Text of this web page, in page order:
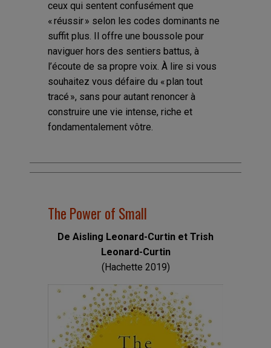
ceux qui sentent confusément que
« réussir » selon les codes dominants ne
suffit plus. Il offre une boussole pour
naviguer hors des sentiers battus, à
l’écoute de sa propre voix. À lire si vous
souhaitez vous défaire du « plan tout
tracé », sans pour autant renoncer à
construire une vie intense, riche et
fondamentalement vôtre.
The Power of Small
De Aisling Leonard-Curtin et Trish
Leonard-Curtin
(Hachette 2019)